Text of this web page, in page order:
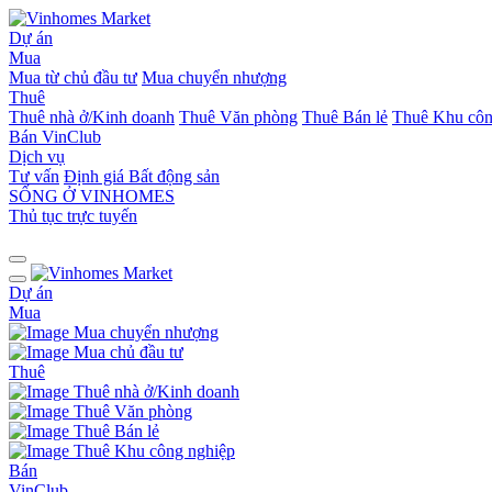
Dự án
Mua
Mua từ chủ đầu tư Mua chuyển nhượng
Thuê
Thuê nhà ở/Kinh doanh Thuê Văn phòng Thuê Bán lẻ Thuê Khu
Bán VinClub
Dịch vụ
Tư vấn Định giá Bất động sản
SỐNG Ở VINHOMES
Thủ tục trực tuyến
Dự án
Mua
Mua chuyển nhượng
Mua chủ đầu tư
Thuê
Thuê nhà ở/Kinh doanh
Thuê Văn phòng
Thuê Bán lẻ
Thuê Khu công nghiệp
Bán